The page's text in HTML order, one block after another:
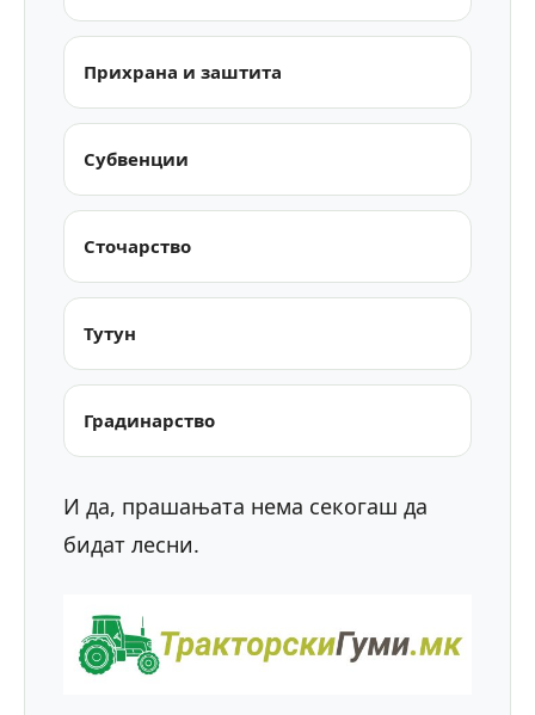
Прихрана и заштита
Субвенции
Сточарство
Тутун
Градинарство
И да, прашањата нема секогаш да
бидат лесни.